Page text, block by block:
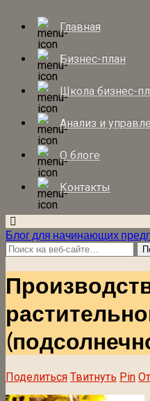
Главная
Бизнес-план
Школа бизнес-
Анализ и
О блоге
Контакты
Блог для начинающих
Поделиться Твитнуть Pin